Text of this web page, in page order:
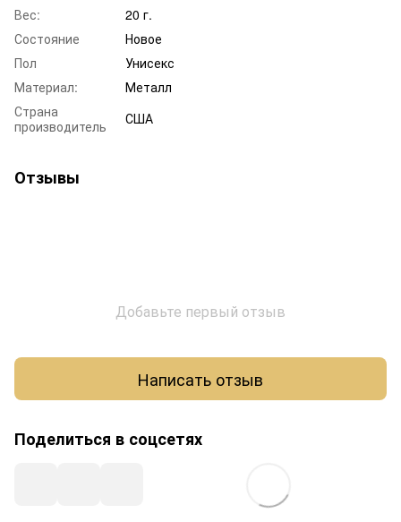
Вес:
20 г.
Состояние
Новое
Пол
Унисекс
Материал:
Металл
Страна
производитель
США
Отзывы
Добавьте первый отзыв
Написать отзыв
Поделиться в соцсетях